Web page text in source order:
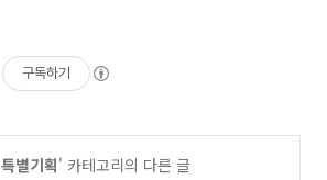
구독하기
특별기획' 카테고리의 다른 글